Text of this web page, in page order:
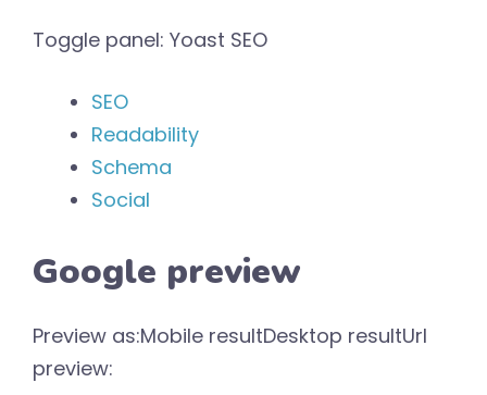
Toggle panel: Yoast SEO
SEO
Readability
Schema
Social
Google preview
Preview as:Mobile resultDesktop resultUrl
preview: